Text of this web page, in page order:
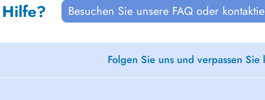
Besuchen Sie unsere FAQ oder
Folgen Sie uns und verpassen